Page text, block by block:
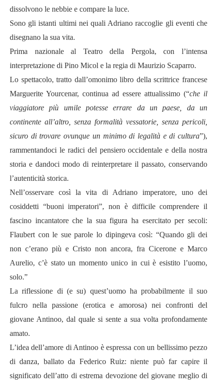
dissolvono le nebbie e compare la luce.
Sono gli istanti ultimi nei quali Adriano raccoglie gli eventi che
disegnano la sua vita.
Prima nazionale al Teatro della Pergola, con l’intensa
interpretazione di Pino Micol e la regia di Maurizio Scaparro.
Lo spettacolo, tratto dall’omonimo libro della scrittrice francese
Marguerite Yourcenar, continua ad essere attualissimo (“che il
viaggiatore più umile potesse errare da un paese, da un
continente all’altro, senza formalità vessatorie, senza pericoli,
sicuro di trovare ovunque un minimo di legalità e di cultura”),
rammentandoci le radici del pensiero occidentale e della nostra
storia e dandoci modo di reinterpretare il passato, conservando
l’autenticità storica.
Nell’osservare così la vita di Adriano imperatore, uno dei
cosiddetti “buoni imperatori”, non è difficile comprendere il
fascino incantatore che la sua figura ha esercitato per secoli:
Flaubert con le sue parole lo dipingeva così: “Quando gli dei
non c’erano più e Cristo non ancora, fra Cicerone e Marco
Aurelio, c’è stato un momento unico in cui è esistito l’uomo,
solo.”
La riflessione di (e su) quest’uomo ha probabilmente il suo
fulcro nella passione (erotica e amorosa) nei confronti del
giovane Antinoo, dal quale si sente a sua volta profondamente
amato.
L’idea dell’amore di Antinoo è espressa con un bellissimo pezzo
di danza, ballato da Federico Ruiz: niente può far capire il
significato dell’atto di estrema devozione del giovane meglio di